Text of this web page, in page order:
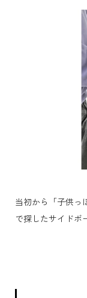
当初から「子供っ
で探したサイドボ